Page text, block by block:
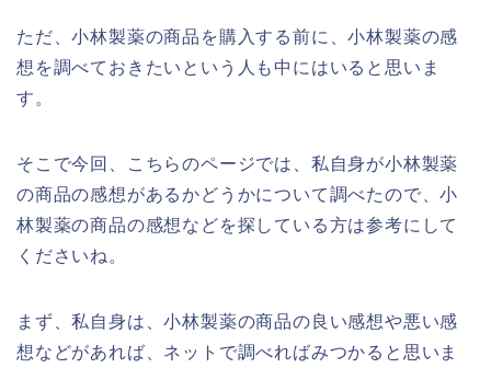
ただ、小林製薬の商品を購入する前に、小林製薬の感
想を調べておきたいという人も中にはいると思いま
す。
そこで今回、こちらのページでは、私自身が小林製薬
の商品の感想があるかどうかについて調べたので、小
林製薬の商品の感想などを探している方は参考にして
くださいね。
まず、私自身は、小林製薬の商品の良い感想や悪い感
想などがあれば、ネットで調べればみつかると思いま